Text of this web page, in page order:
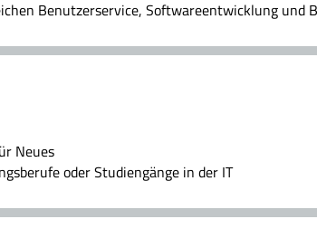
Benutzerservice, Softwareentwicklung und
Neues
oder Studiengänge in der IT